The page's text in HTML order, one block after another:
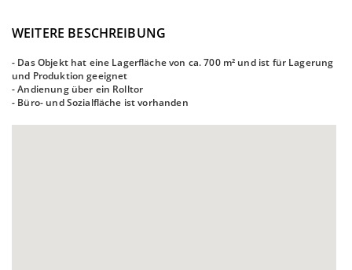
WEITERE BESCHREIBUNG
- Das Objekt hat eine Lagerfläche von ca. 700 m² und ist für Lagerung
und Produktion geeignet
- Andienung über ein Rolltor
- Büro- und Sozialfläche ist vorhanden